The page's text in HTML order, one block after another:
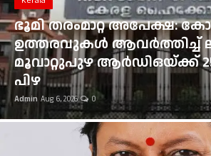
Loksabha Election 2024
Technology
Health
Jobs Mall
Kerala
ഇടുക്കി ഏലപ്പാറയ്ക്ക്
തോട്ടിലേക്ക് മറിഞ്ഞ്
സ്വദേശി മരിച്ചു;
Admin Aug 6, 2026 0